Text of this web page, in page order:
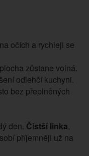
očích a rychleji se
zůstane volná.
odlehčí kuchyni.
bez přeplněných
den. Čistší linka,
příjemněji už na